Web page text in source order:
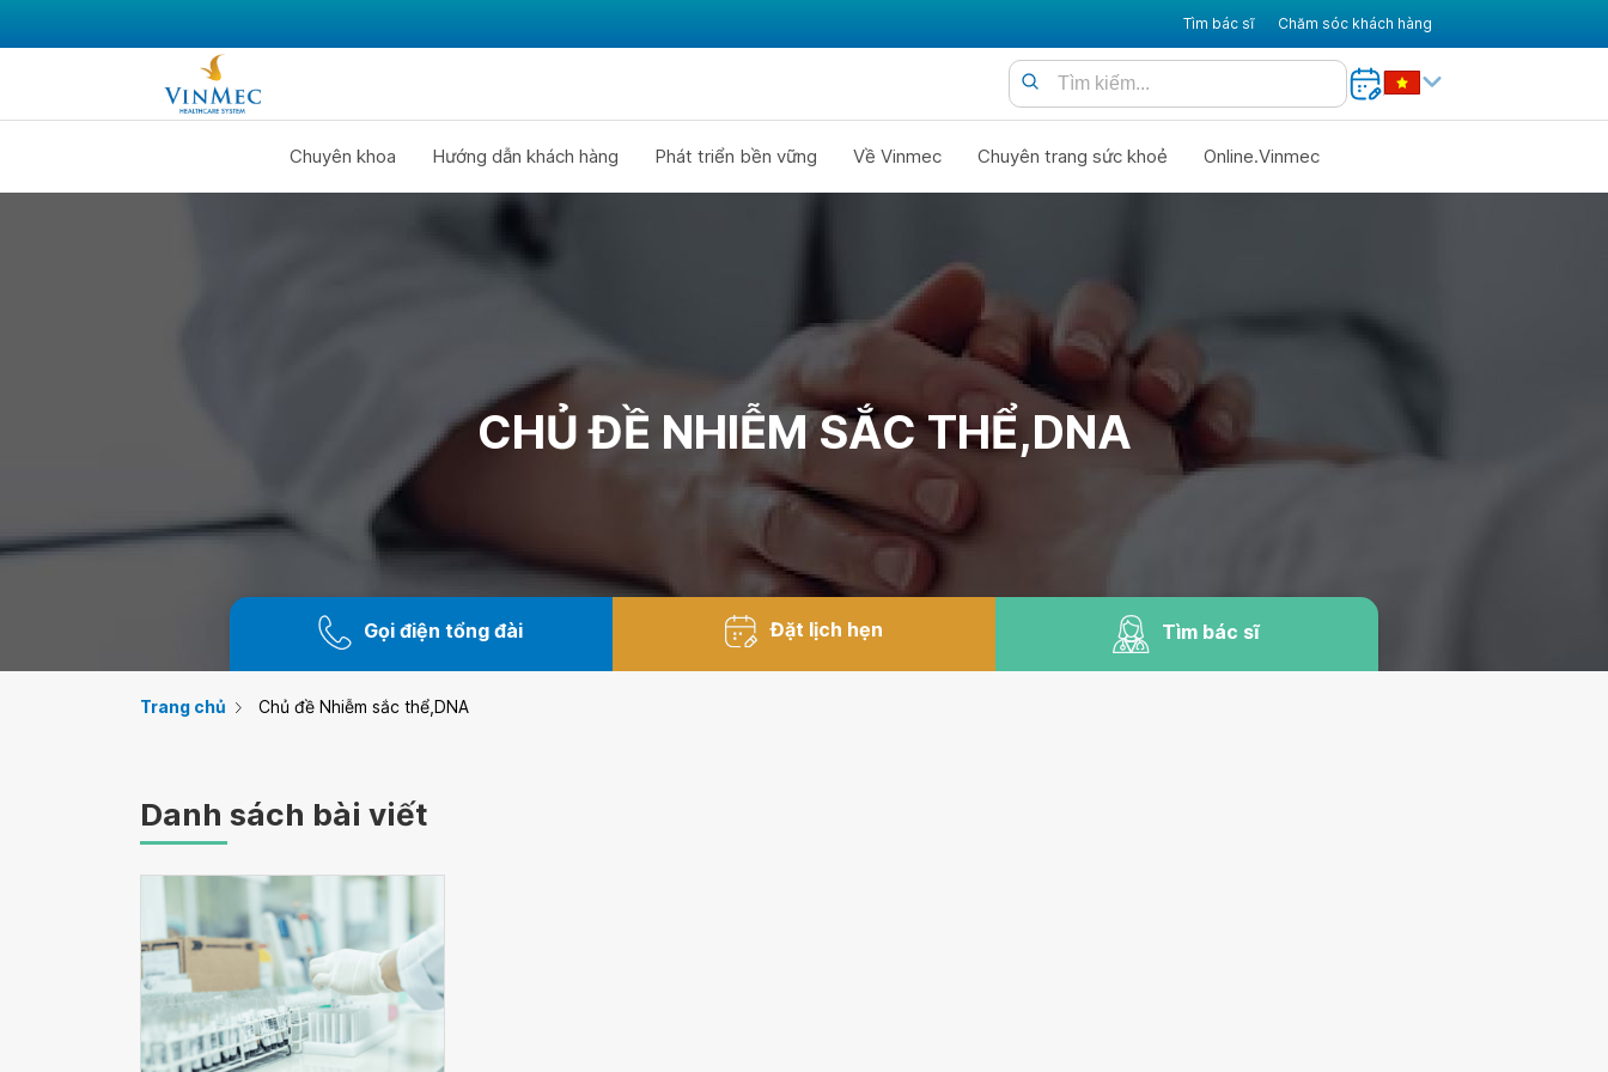
Tìm bác sĩ Chăm sóc khách hàng
Chuyên khoa Hướng dẫn khách hàng Phát triển bền vững Về Vinmec Chuyên trang sức khoẻ Online.Vinmec
CHỦ ĐỀ NHIỄM SẮC THỂ,DNA
Gọi điện tổng đài Đặt lịch hẹn Tìm bác sĩ
Trang chủ Chủ đề Nhiễm sắc thể,DNA
Danh sách bài viết